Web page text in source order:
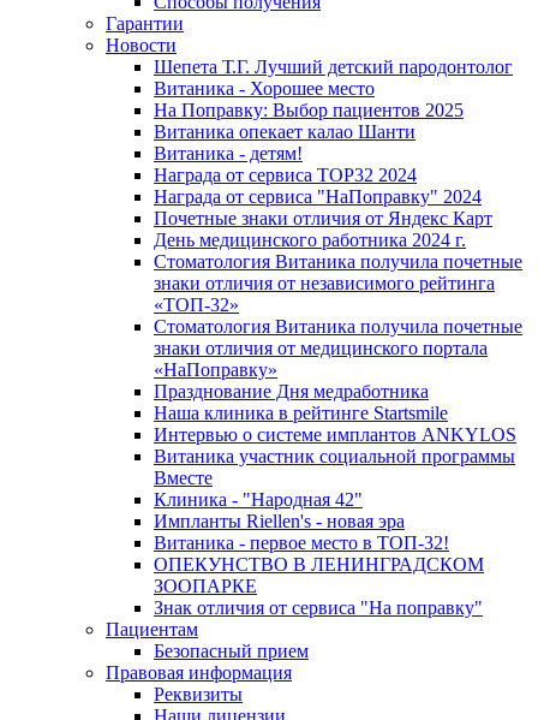
Гарантии
Новости
Шепета Т.Г. Лучший детский пародонтолог
Витаника - Хорошее место
На Поправку: Выбор пациентов 2025
Витаника опекает калао Шанти
Витаника - детям!
Награда от сервиса TOP32 2024
Награда от сервиса "НаПоправку" 2024
Почетные знаки отличия от Яндекс Карт
День медицинского работника 2024 г.
Стоматология Витаника получила почетные
знаки отличия от независимого рейтинга
«ТОП-32»
Стоматология Витаника получила почетные
знаки отличия от медицинского портала
«НаПоправку»
Празднование Дня медработника
Наша клиника в рейтинге Startsmile
Интервью о системе имплантов ANKYLOS
Витаника участник социальной программы
Вместе
Клиника - "Народная 42"
Импланты Riellen's - новая эра
Витаника - первое место в ТОП-32!
ОПЕКУНСТВО В ЛЕНИНГРАДСКОМ
ЗООПАРКЕ
Знак отличия от сервиса "На поправку"
Пациентам
Безопасный прием
Правовая информация
Реквизиты
Наши лицензии